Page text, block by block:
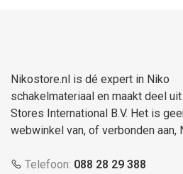
Nikostore.nl is dé expert in Niko
schakelmateriaal en maakt deel
Stores International B.V. Het is
webwinkel van, of verbonden aan,
Telefoon: 088 28 29 388